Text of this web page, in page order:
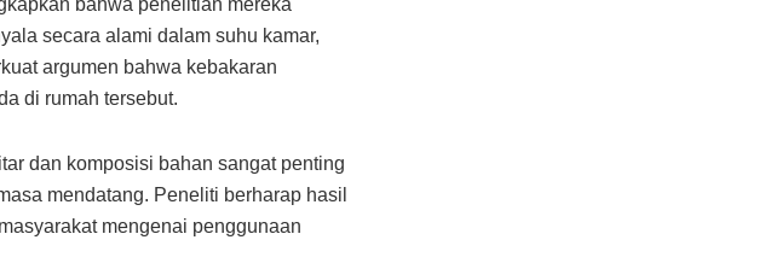
secara alami dalam suhu kamar,
argumen bahwa kebakaran
di rumah tersebut.
dan komposisi bahan sangat penting
mendatang. Peneliti berharap hasil
mengenai penggunaan